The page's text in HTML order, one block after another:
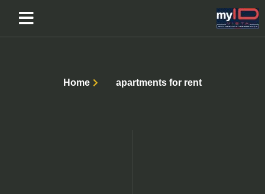
Home apartments for rent